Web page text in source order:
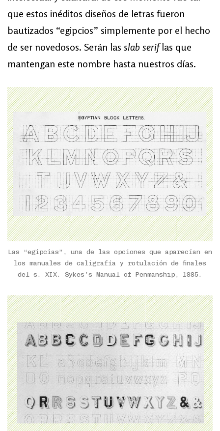
que estos inéditos diseños de letras fueron
bautizados “egipcios” simplemente por el hecho
de ser novedosos. Serán las slab seriflas que
mantengan este nombre hasta nuestros días.
Las “egipcias”, una de las opciones que aparecían en
los manuales de caligrafía y rotulación de finales
del s. XIX. Sykes’s Manual of Penmanship, 1885.